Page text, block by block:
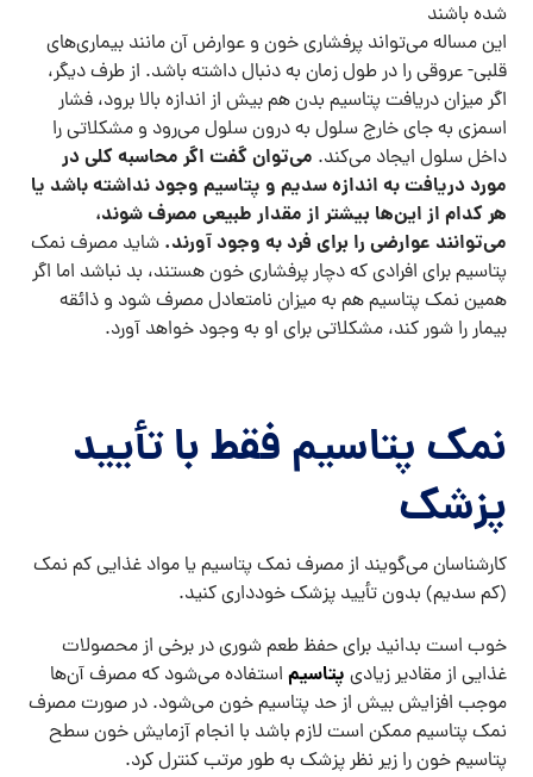
شده باشند
این مساله می‌تواند پرفشاری خون و عوارض آن مانند بیماری‌های
قلبی- عروقی را در طول زمان به دنبال داشته باشد. از طرف دیگر،
اگر میزان دریافت پتاسیم بدن هم بیش از اندازه بالا برود، فشار
اسمزی به جای خارج سلول به درون سلول می‌رود و مشکلاتی را
داخل سلول ایجاد می‌کند. می‌توان گفت اگر محاسبه کلی در
مورد دریافت به اندازه سدیم و پتاسیم وجود نداشته باشد یا
هر کدام از این‌ها بیشتر از مقدار طبیعی مصرف شوند،
می‌توانند عوارضی را برای فرد به وجود آورند. شاید مصرف نمک
پتاسیم برای افرادی که دچار پرفشاری خون هستند، بد نباشد اما اگر
همین نمک پتاسیم هم به میزان نامتعادل مصرف شود و ذائقه
بیمار را شور کند، مشکلاتی برای او به وجود خواهد آورد.
نمک پتاسیم فقط با تأیید
پزشک
کارشناسان می‌گویند از مصرف نمک پتاسیم یا مواد غذایی کم نمک
(کم سدیم) بدون تأیید پزشک خودداری کنید.
خوب است بدانید برای حفظ طعم شوری در برخی از محصولات
غذایی از مقادیر زیادی پتاسیم استفاده می‌شود که مصرف آن‌ها
موجب افزایش بیش از حد پتاسیم خون می‌شود. در صورت مصرف
نمک پتاسیم ممکن است لازم باشد با انجام آزمایش خون سطح
پتاسیم خون را زیر نظر پزشک به طور مرتب کنترل کرد.